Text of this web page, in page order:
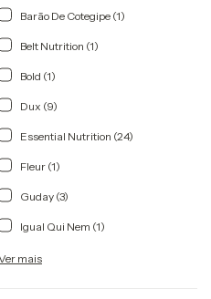
Barão De Cotegipe (1)
Belt Nutrition (1)
Bold (1)
Dux (9)
Essential Nutrition (24)
Fleur (1)
Guday (3)
Igual Qui Nem (1)
mais